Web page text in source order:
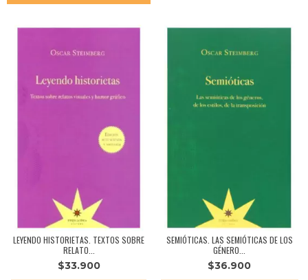
LEYENDO HISTORIETAS. TEXTOS SOBRE
RELATO...
$33.900
SEMIÓTICAS. LAS SEMIÓTICAS DE LOS
GÉNERO...
$36.900